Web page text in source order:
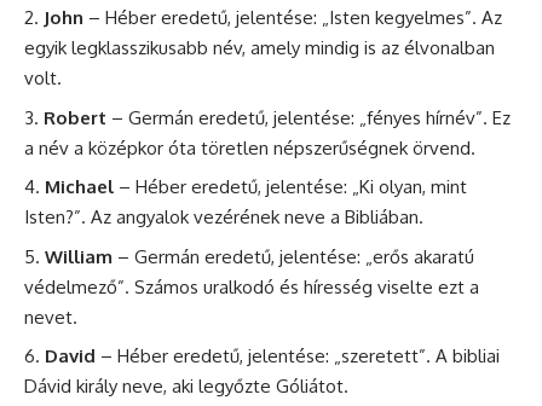
John – Héber eredetű, jelentése: „Isten kegyelmes”. Az
egyik legklasszikusabb név, amely mindig is az élvonalban
volt.
Robert – Germán eredetű, jelentése: „fényes hírnév”. Ez
a név a középkor óta töretlen népszerűségnek örvend.
Michael – Héber eredetű, jelentése: „Ki olyan, mint
Isten?”. Az angyalok vezérének neve a Bibliában.
William – Germán eredetű, jelentése: „ erős akaratú
védelmező”. Számos uralkodó és híresség viselte ezt a
nevet.
David – Héber eredetű, jelentése: „szeretett”. A bibliai
Dávid király neve, aki legyőzte Góliátot.